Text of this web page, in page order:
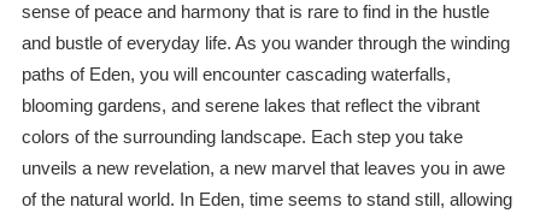
sense of peace and harmony that is rare to find in the hustle
and bustle of everyday life. As you wander through the winding
paths of Eden, you will encounter cascading waterfalls,
blooming gardens, and serene lakes that reflect the vibrant
colors of the surrounding landscape. Each step you take
unveils a new revelation, a new marvel that leaves you in awe
of the natural world. In Eden, time seems to stand still, allowing